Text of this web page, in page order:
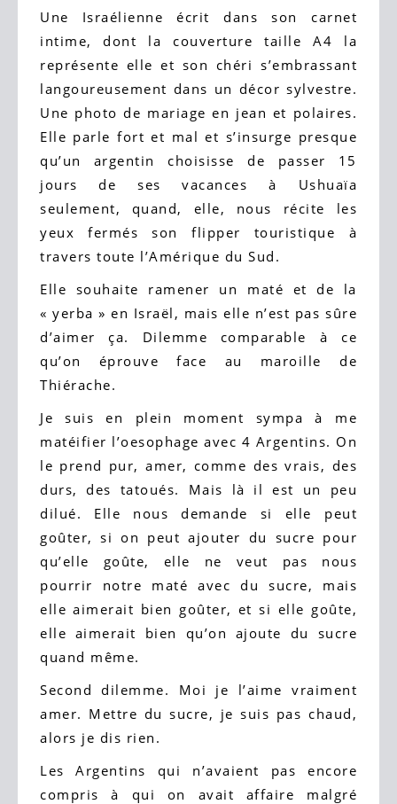
Une Israélienne écrit dans son carnet
intime, dont la couverture taille A4 la
représente elle et son chéri s’embrassant
langoureusement dans un décor sylvestre.
Une photo de mariage en jean et polaires.
Elle parle fort et mal et s’insurge presque
qu’un argentin choisisse de passer 15
jours de ses vacances à Ushuaïa
seulement, quand, elle, nous récite les
yeux fermés son flipper touristique à
travers toute l’Amérique du Sud.
Elle souhaite ramener un maté et de la
« yerba » en Israël, mais elle n’est pas sûre
d’aimer ça. Dilemme comparable à ce
qu’on éprouve face au maroille de
Thiérache.
Je suis en plein moment sympa à me
matéifier l’oesophage avec 4 Argentins. On
le prend pur, amer, comme des vrais, des
durs, des tatoués. Mais là il est un peu
dilué. Elle nous demande si elle peut
goûter, si on peut ajouter du sucre pour
qu’elle goûte, elle ne veut pas nous
pourrir notre maté avec du sucre, mais
elle aimerait bien goûter, et si elle goûte,
elle aimerait bien qu’on ajoute du sucre
quand même.
Second dilemme. Moi je l’aime vraiment
amer. Mettre du sucre, je suis pas chaud,
alors je dis rien.
Les Argentins qui n’avaient pas encore
compris à qui on avait affaire malgré